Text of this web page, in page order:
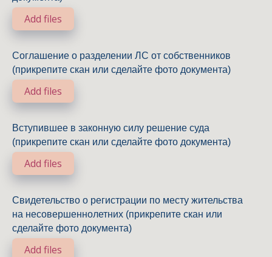
Add files
Соглашение о разделении ЛС от собственников
(прикрепите скан или сделайте фото документа)
Add files
Вступившее в законную силу решение суда
(прикрепите скан или сделайте фото документа)
Add files
Свидетельство о регистрации по месту жительства
на несовершеннолетних (прикрепите скан или
сделайте фото документа)
Add files